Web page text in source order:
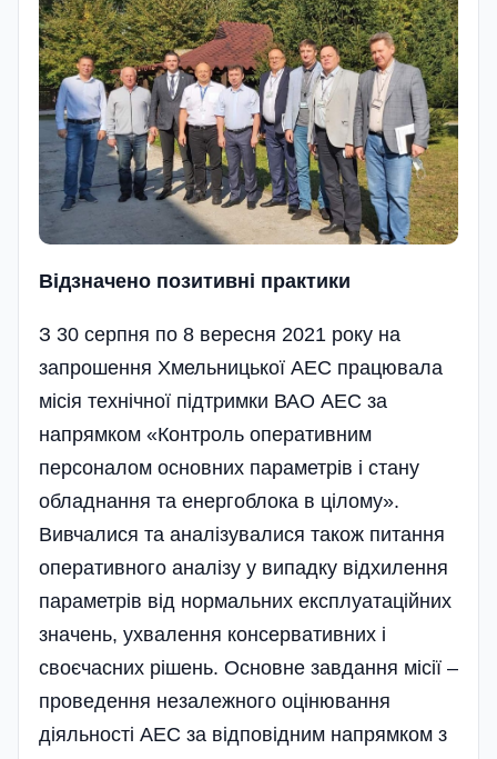
Відзначено позитивні практики
З 30 серпня по 8 вересня 2021 року на
запрошення Хмельницької АЕС працювала
місія технічної підтримки ВАО АЕС за
напрямком «Контроль оперативним
персоналом основних параметрів і стану
обладнання та енергоблока в цілому».
Вивчалися та аналізувалися також питання
оперативного аналізу у випадку відхилення
параметрів від нормальних екс­плуатаційних
значень, ухвалення консервативних і
своєчасних рішень. Основне зав­дання місії –
проведення незалежного оцінювання
діяльності АЕС за відповідним напрямком з